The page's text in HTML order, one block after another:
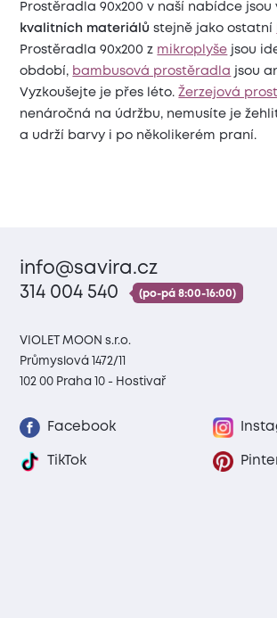
Prostěradla 90x200 v naší nabídce
kvalitních materiálů stejně jako ostatní
Prostěradla 90x200 z mikroplyše jsou
období, bambusová prostěradla jsou
Vyzkoušejte je přes léto. Žerzejová
nenáročná na údržbu, nemusíte je
a udrží barvy i po několikerém praní.
info@savira.cz
314 004 540
(po-pá 8:00-16:00)
VIOLET MOON s.r.o.
Průmyslová 1472/11
102 00 Praha 10 - Hostivař
Facebook
TikTok